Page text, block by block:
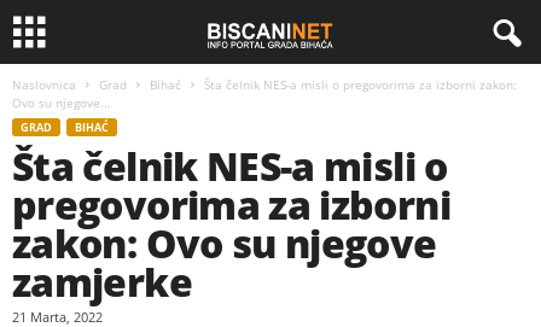
Naslovnica Grad Bihać
Šta čelnik NES-a misli o pregovorima za izborni zakon:
Ovo su njegove...
GRAD BIHAĆ
Šta čelnik NES-a misli o
pregovorima za izborni
zakon: Ovo su njegove
zamjerke
21 Marta, 2022